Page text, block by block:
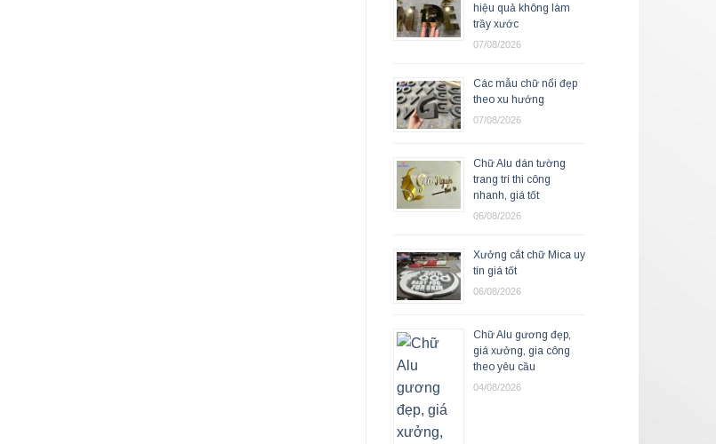
hiệu quả không làm
trầy xước
07/08/2026
Các mẫu chữ nổi đẹp
theo xu hướng
07/08/2026
Chữ Alu dán tường
trang trí thi công
nhanh, giá tốt
06/08/2026
Xưởng cắt chữ Mica uy
tín giá tốt
06/08/2026
Chữ Alu gương đẹp,
giá xưởng, gia công
theo yêu cầu
04/08/2026